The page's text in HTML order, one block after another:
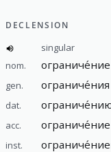
DECLENSION
singular
nom.
ограниче́ние
gen. ограниче́ния
dat.
acc. ограниче́ние
inst.